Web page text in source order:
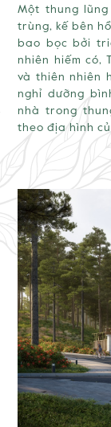
Một thung
trùng, kế bên
bao bọc bởi
nhiên hiếm có,
và thiên nhiên
nghỉ dưỡng
nhà trong
theo địa hình